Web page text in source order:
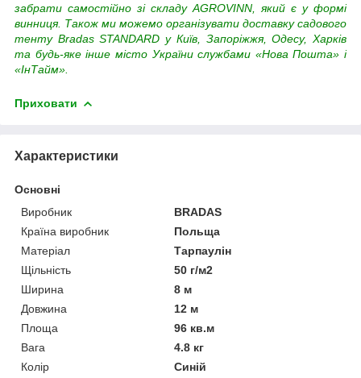
забрати самостійно зі складу AGROVINN, який є у формі
винниця. Також ми можемо організувати доставку садового
тенту Bradas STANDARD у Київ, Запоріжжя, Одесу, Харків
та будь-яке інше місто України службами «Нова Пошта» і
«ІнТайм».
Приховати
Характеристики
Основні
Виробник
BRADAS
Країна виробник
Польща
Матеріал
Тарпаулін
Щільність
50 г/м2
Ширина
8 м
Довжина
12 м
Площа
96 кв.м
Вага
4.8 кг
Колір
Синій